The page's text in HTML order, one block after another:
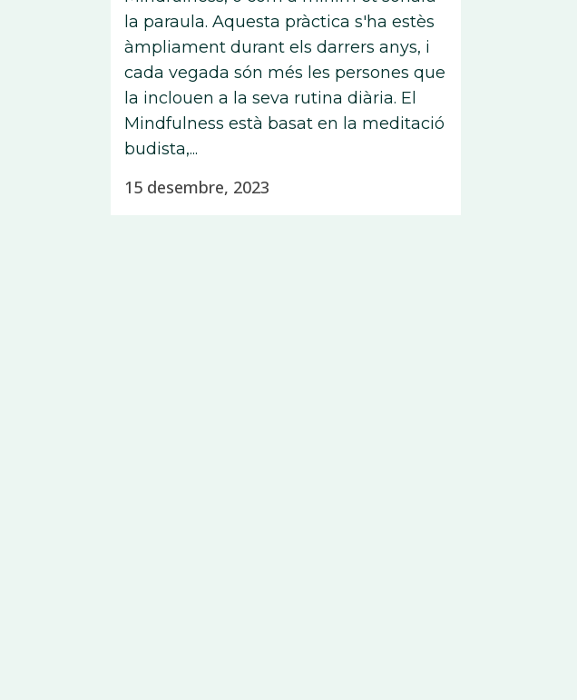
la paraula. Aquesta pràctica s'ha estès
àmpliament durant els darrers anys, i
cada vegada són més les persones que
la inclouen a la seva rutina diària. El
Mindfulness està basat en la meditació
budista,...
15 desembre, 2023